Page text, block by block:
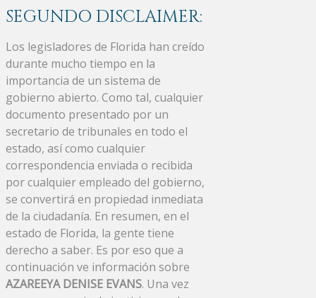
SEGUNDO DISCLAIMER:
Los legisladores de Florida han creído
durante mucho tiempo en la
importancia de un sistema de
gobierno abierto. Como tal, cualquier
documento presentado por un
secretario de tribunales en todo el
estado, así como cualquier
correspondencia enviada o recibida
por cualquier empleado del gobierno,
se convertirá en propiedad inmediata
de la ciudadanía. En resumen, en el
estado de Florida, la gente tiene
derecho a saber. Es por eso que a
continuación ve información sobre
AZAREEYA DENISE EVANS. Una vez